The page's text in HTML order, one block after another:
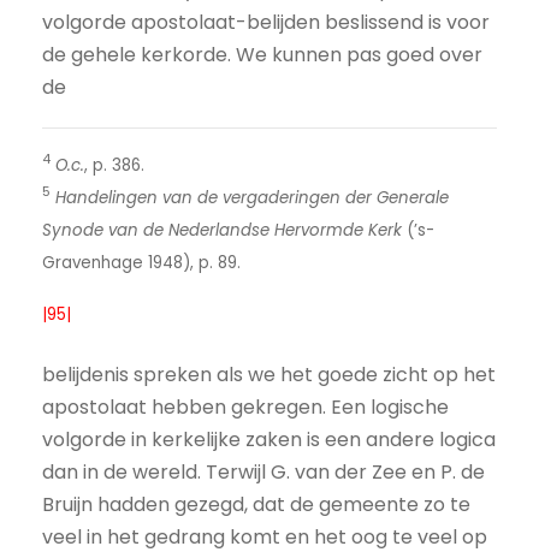
volgorde apostolaat-belijden beslissend is voor
de gehele kerkorde. We kunnen pas goed over
de
4 O.c., p. 386.
5 Handelingen van de vergaderingen der Generale
Synode van de Nederlandse Hervormde Kerk (’s-
Gravenhage 1948), p. 89.
|95|
belijdenis spreken als we het goede zicht op het
apostolaat hebben gekregen. Een logische
volgorde in kerkelijke zaken is een andere logica
dan in de wereld. Terwijl G. van der Zee en P. de
Bruijn hadden gezegd, dat de gemeente zo te
veel in het gedrang komt en het oog te veel op